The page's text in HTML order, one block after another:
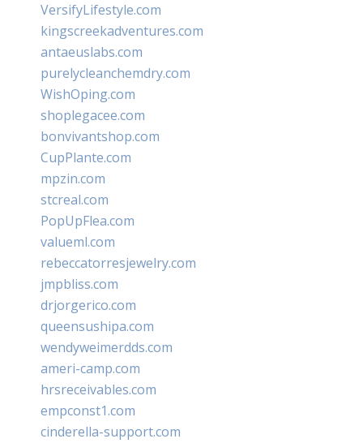
VersifyLifestyle.com
kingscreekadventures.com
antaeuslabs.com
purelycleanchemdry.com
WishOping.com
shoplegacee.com
bonvivantshop.com
CupPlante.com
mpzin.com
stcreal.com
PopUpFlea.com
valueml.com
rebeccatorresjewelry.com
jmpbliss.com
drjorgerico.com
queensushipa.com
wendyweimerdds.com
ameri-camp.com
hrsreceivables.com
empconst1.com
cinderella-support.com